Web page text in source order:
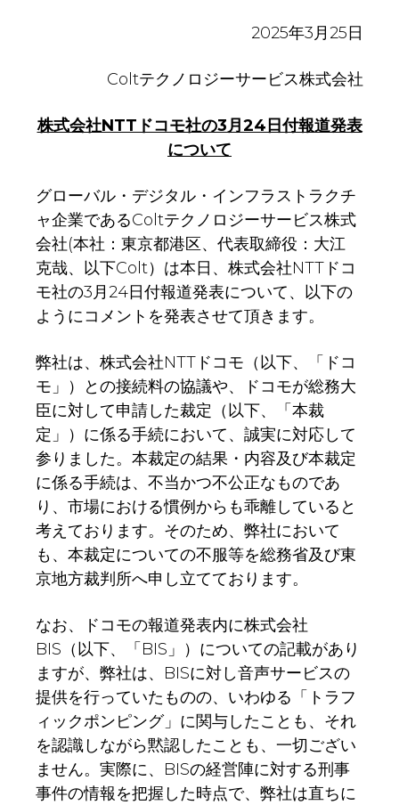
2025年3月25日
Coltテクノロジーサービス株式会社
株式会社NTTドコモ社の3月24日付報道発表
について
グローバル・デジタル・インフラストラクチ
ャ企業であるColtテクノロジーサービス株式
会社(本社：東京都港区、代表取締役：大江
克哉、以下Colt）は本日、株式会社NTTドコ
モ社の3月24日付報道発表について、以下の
ようにコメントを発表させて頂きます。
弊社は、株式会社NTTドコモ（以下、「ドコ
モ」）との接続料の協議や、ドコモが総務大
臣に対して申請した裁定（以下、「本裁
定」）に係る手続において、誠実に対応して
参りました。本裁定の結果・内容及び本裁定
に係る手続は、不当かつ不公正なものであ
り、市場における慣例からも乖離していると
考えております。そのため、弊社において
も、本裁定についての不服等を総務省及び東
京地方裁判所へ申し立てております。
なお、ドコモの報道発表内に株式会社
BIS（以下、「BIS」）についての記載があり
ますが、弊社は、BISに対し音声サービスの
提供を行っていたものの、いわゆる「トラフ
ィックポンピング」に関与したことも、それ
を認識しながら黙認したことも、一切ござい
ません。実際に、BISの経営陣に対する刑事
事件の情報を把握した時点で、弊社は直ちに